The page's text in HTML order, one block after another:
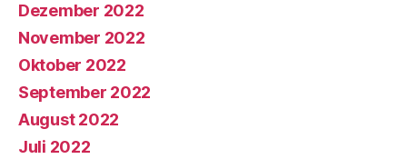
Dezember 2022
November 2022
Oktober 2022
September 2022
August 2022
Juli 2022